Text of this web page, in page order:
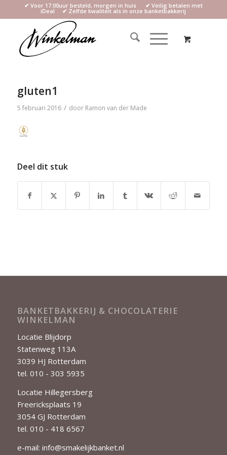
✔ Voor 17:00uur besteld, morgen in huis ✔ Veilig betalen met
iDeal ✔ Zelfde kwaliteit als in onze banketbakkerij
gluten1
5 februari 2016 / door Ramon van der Made
Deel dit stuk
BANKETBAKKERIJ & CHOCOLATERIE
WINKELMAN
Locatie Blijdorp
Statenweg 113A
3039 HJ Rotterdam
tel. 010 - 303 5935
Locatie Hillegersberg
Freericksplaats 19
3054 GJ Rotterdam
tel. 010 - 418 6567
e-mail: info@smakelijkbanket.nl